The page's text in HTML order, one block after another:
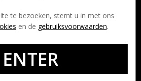
te bezoeken, stemt u in met ons
en de gebruiksvoorwaarden.
ENTER